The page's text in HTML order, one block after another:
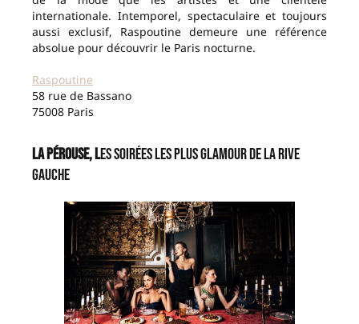
internationale. Intemporel, spectaculaire et toujours
aussi exclusif, Raspoutine demeure une référence
absolue pour découvrir le Paris nocturne.
Raspoutine
58 rue de Bassano
75008 Paris
La Pérouse, les soirées les plus glamour de la rive
gauche